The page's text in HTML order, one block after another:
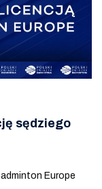
sędziego
Europe